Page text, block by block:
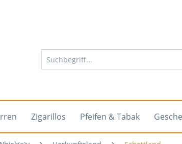
Zigarillos Pfeifen & Tabak